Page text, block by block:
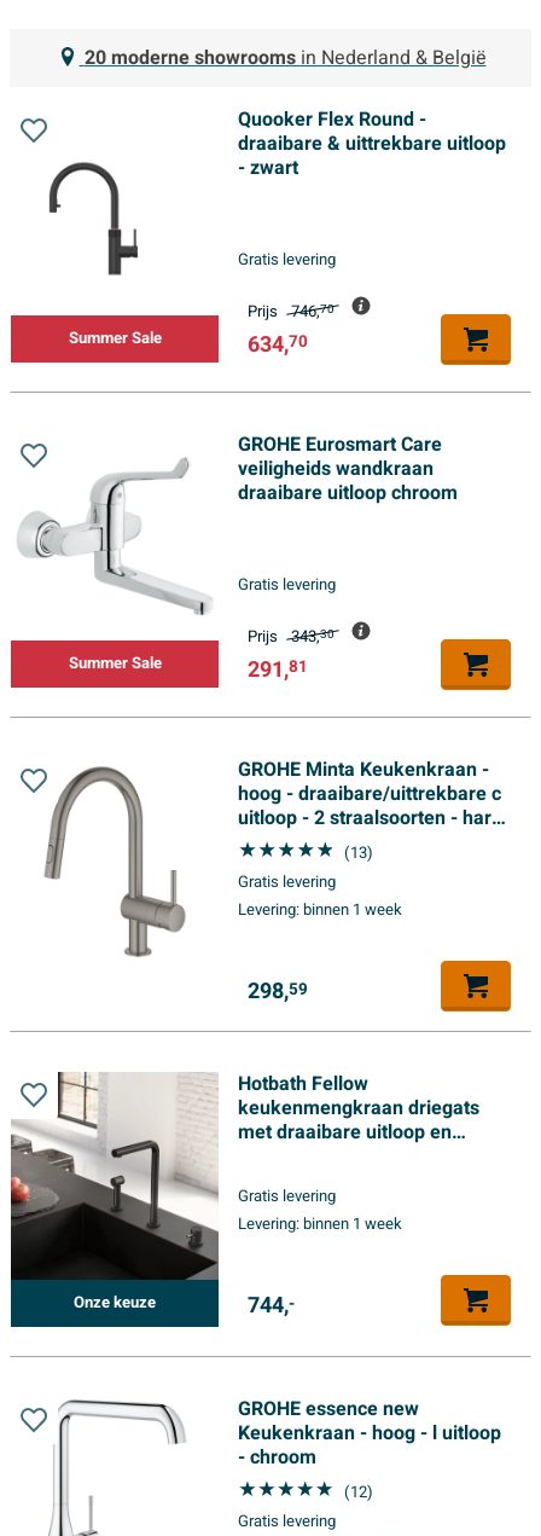
Summer Sale
Quooker Flex Round -
draaibare & uittrekbare uitloop
- zwart
Gratis levering
Prijs 746,70
634,70
Summer Sale
GROHE Eurosmart Care
veiligheids wandkraan
draaibare uitloop chroom
Gratis levering
Prijs 343,30
291,81
GROHE Minta Keukenkraan -
hoog - draaibare/uittrekbare c
uitloop - 2 straalsoorten - hard
graphite geborsteld
(13)
Gratis levering
Levering:binnen 1 week
298,59
Onze keuze
Hotbath Fellow
keukenmengkraan driegats
met draaibare uitloop en
Gratis levering
Levering:binnen 1 week
744,-
GROHE essence new
Keukenkraan - hoog - l uitloop
- chroom
(12)
Gratis levering
20 moderne showrooms in Nederland & België